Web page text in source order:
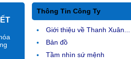
Thông Tin Công Ty
Giới thiệu về Thanh Xuân...
Bản đồ
Tầm nhìn sứ mệnh